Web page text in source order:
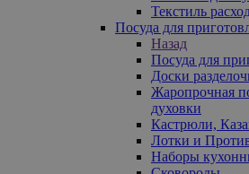
Текстиль
Посуда для
Назад
Посуда для
Доски
Жаропрочная
духовки
Кастрюли,
Лотки и
Наборы